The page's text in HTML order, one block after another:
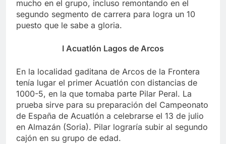
mucho en el grupo, incluso remontando en el
segundo segmento de carrera para logra un 10
puesto que le sabe a gloria.
I Acuatlón Lagos de Arcos
En la localidad gaditana de Arcos de la Frontera
tenía lugar el primer Acuatlón con distancias de
1000-5, en la que tomaba parte Pilar Peral. La
prueba sirve para su preparación del Campeonato
de España de Acuatlón a celebrarse el 13 de julio
en Almazán (Soria). Pilar lograría subir al segundo
cajón en su grupo de edad.